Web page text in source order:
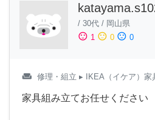
/ 30代 / 岡山県
sentiment_satisfied 1 sentiment_neutral 0 sentiment_dissatisfied 0
weekend 修理・組立 ▸ IKEA（イケア）家
家具組み立てお任せください